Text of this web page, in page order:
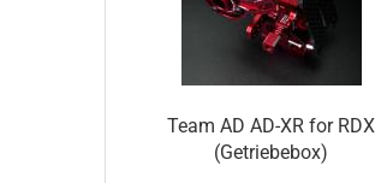
Team AD AD-XR for RDX
(Getriebebox)